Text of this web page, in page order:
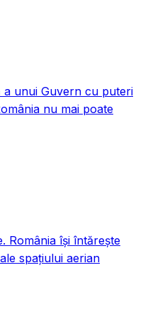
a unui Guvern cu puteri
nu mai poate
România își întărește
spațiului aerian